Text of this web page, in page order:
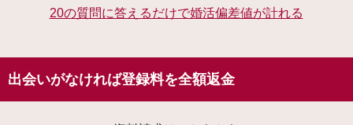
20の質問に答えるだけで婚活偏差値が計れる
出会いがなければ登録料を全額返金